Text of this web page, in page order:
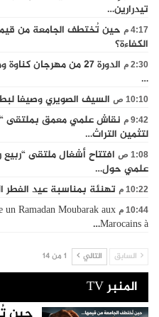
تيدرارين…
4:17 م
حين تُختطف الجامعة من
الكفاءة؟
2:30 م
الدورة 27 من مهرجان
…
10:10 ص السيف الصويري وصيفا
9:42 م
نقاش علمي معمق بملتقى
لتثمين التراث…
1:08 ص
افتتاح أشغال ملتقى
علمي حول…
10:22 م تهنئة بمناسبة عيد الفطر
10:44 م
Ramadan Moubarak aux
Marocains à…
السابق التالي 1 من 14
المنبر TV